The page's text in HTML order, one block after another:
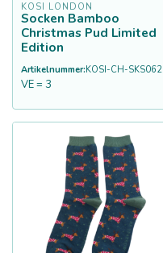
KOSI LONDON
Socken Bamboo
Christmas Pud Limited
Edition
Artikelnummer:KOSI-CH-SKS062
VE = 3